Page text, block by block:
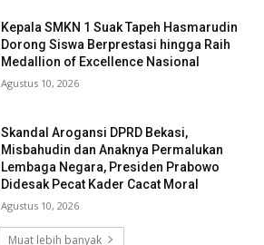
Kepala SMKN 1 Suak Tapeh Hasmarudin
Dorong Siswa Berprestasi hingga Raih
Medallion of Excellence Nasional
Agustus 10, 2026
Skandal Arogansi DPRD Bekasi,
Misbahudin dan Anaknya Permalukan
Lembaga Negara, Presiden Prabowo
Didesak Pecat Kader Cacat Moral
Agustus 10, 2026
Muat lebih banyak